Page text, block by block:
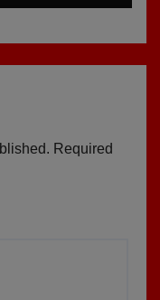
Required